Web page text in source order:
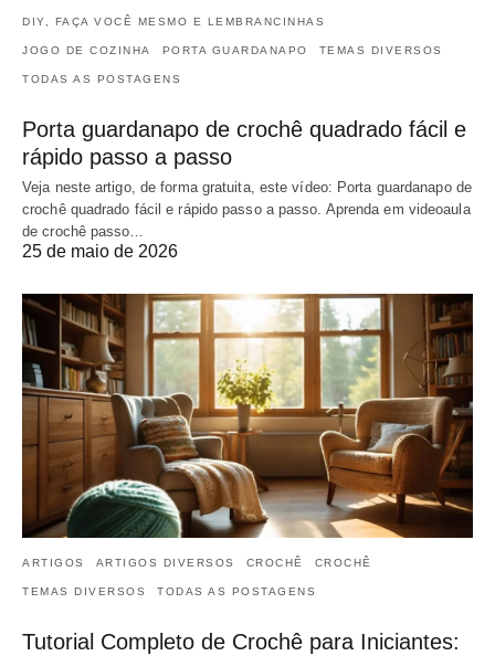
DIY, FAÇA VOCÊ MESMO E LEMBRANCINHAS
JOGO DE COZINHA PORTA GUARDANAPO TEMAS DIVERSOS
TODAS AS POSTAGENS
Porta guardanapo de crochê quadrado fácil e
rápido passo a passo
Veja neste artigo, de forma gratuita, este vídeo: Porta guardanapo de
crochê quadrado fácil e rápido passo a passo. Aprenda em videoaula
de crochê passo…
25 de maio de 2026
ARTIGOS ARTIGOS DIVERSOS CROCHÊ CROCHÊ
TEMAS DIVERSOS TODAS AS POSTAGENS
Tutorial Completo de Crochê para Iniciantes: